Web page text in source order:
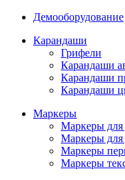
Демооборудование
Карандаши
Грифели
Карандаши
Карандаши
Карандаши
Маркеры
Маркеры для
Маркеры для
Маркеры
Маркеры